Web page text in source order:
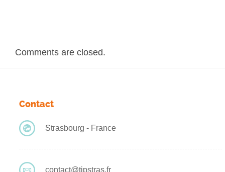
Comments are closed.
Contact
Strasbourg - France
contact@tipstras.fr